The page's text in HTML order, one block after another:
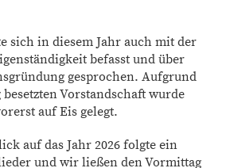
sich in diesem Jahr auch mit der
befasst und über
gesprochen. Aufgrund
Vorstandschaft wurde
auf Eis gelegt.
auf das Jahr 2026 folgte ein
und wir ließen den Vormittag